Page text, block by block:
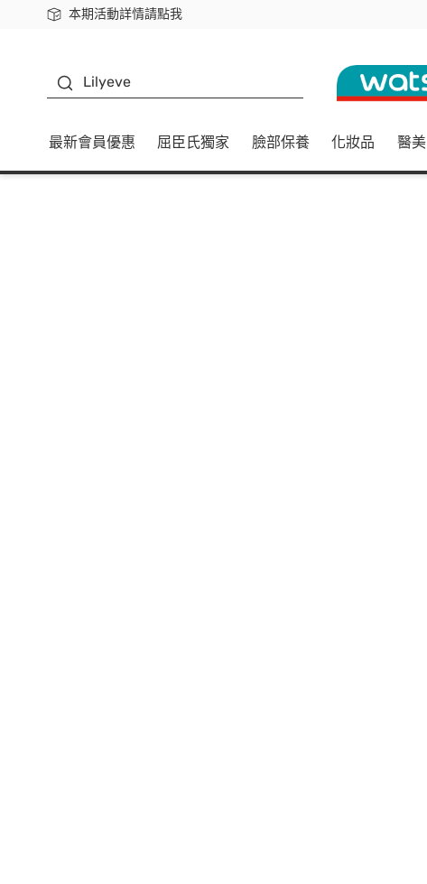
本期活動詳情請點我
下載app最高回饋$350
Lilyeve
最新會員優惠 屈臣氏獨家 臉部保養 化妝品 醫美